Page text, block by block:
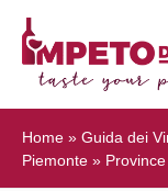
Home » Guida dei
Piemonte » Province